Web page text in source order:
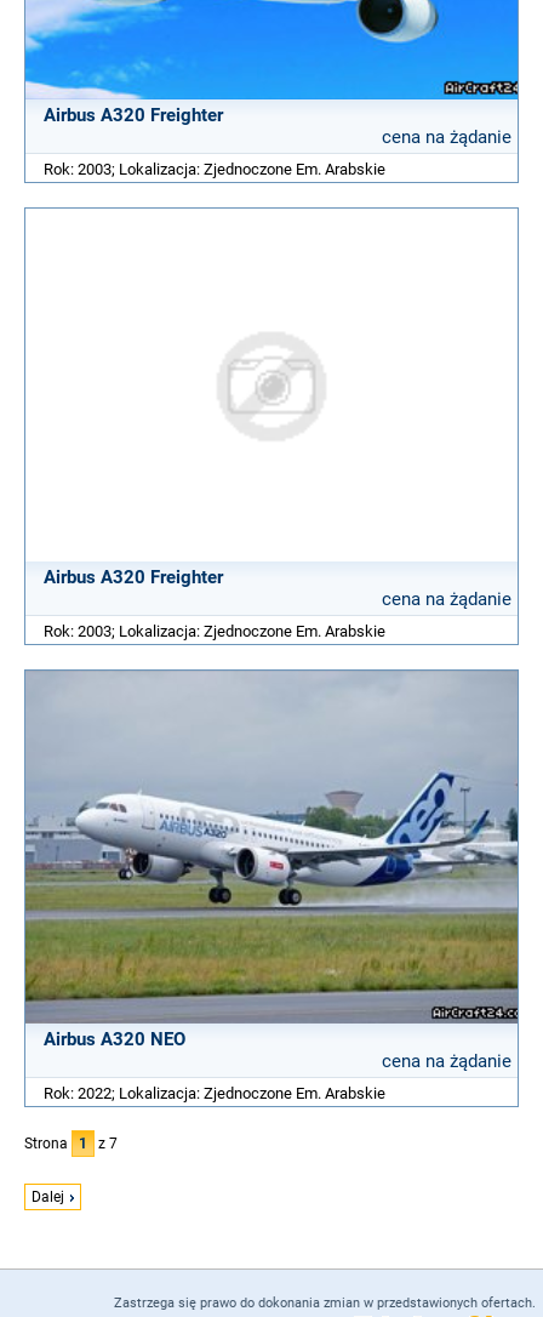
Airbus A320 Freighter
cena na żądanie
Rok: 2003; Lokalizacja: Zjednoczone Em. Arabskie
Airbus A320 Freighter
cena na żądanie
Rok: 2003; Lokalizacja: Zjednoczone Em. Arabskie
Airbus A320 NEO
cena na żądanie
Rok: 2022; Lokalizacja: Zjednoczone Em. Arabskie
Strona 1 z 7
Dalej
Zastrzega się prawo do dokonania zmian w przedstawionych ofertach.